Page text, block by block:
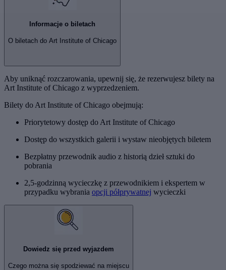
Informacje o biletach
O biletach do Art Institute of Chicago
Aby uniknąć rozczarowania, upewnij się, że rezerwujesz bilety na
Art Institute of Chicago z wyprzedzeniem.
Bilety do Art Institute of Chicago obejmują:
Priorytetowy dostęp do Art Institute of Chicago
Dostęp do wszystkich galerii i wystaw nieobjętych biletem
Bezpłatny przewodnik audio z historią dzieł sztuki do
pobrania
2,5-godzinną wycieczkę z przewodnikiem i ekspertem w
przypadku wybrania opcji półprywatnej wycieczki
Dowiedz się przed wyjazdem
Czego można się spodziewać na miejscu